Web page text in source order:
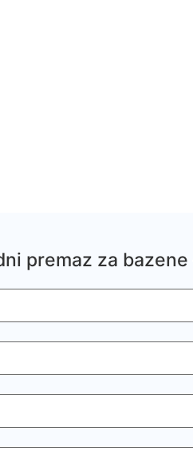
premaz za bazene